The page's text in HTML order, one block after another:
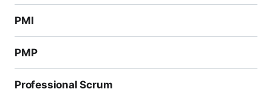
PMI
PMP
Professional Scrum